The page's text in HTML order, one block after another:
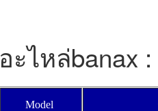
อะไหล่banax :
Model